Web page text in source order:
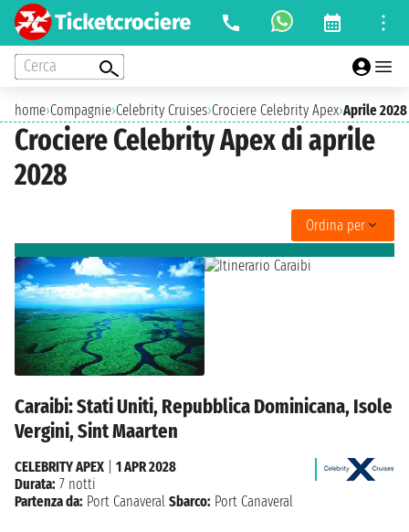
Cerca
home›Compagnie›Celebrity Cruises›Crociere Celebrity Apex›Aprile 2028
Crociere Celebrity Apex di aprile
2028
Ordina per
Caraibi: Stati Uniti, Repubblica Dominicana, Isole
Vergini, Sint Maarten
CELEBRITY APEX
1 APR 2028
Durata: 7 notti
Partenza da: Port Canaveral Sbarco: Port Canaveral